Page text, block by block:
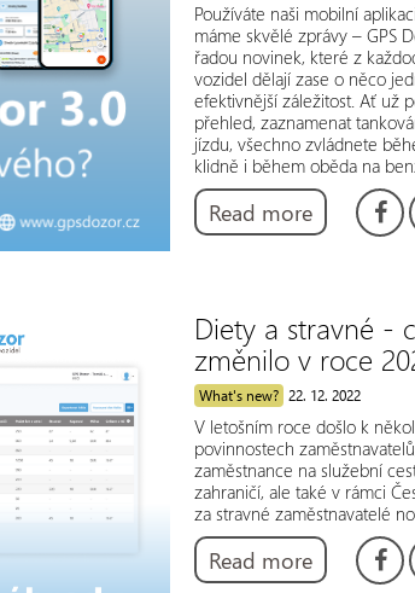
Používáte naši mobilní
máme skvělé zprávy – GPS
řadou novinek, které z
vozidel dělají zase o něco
efektivnější záležitost. Ať už
přehled, zaznamenat
jízdu, všechno zvládnete
klidně i během oběda na
Read more
Diety a stravné -
změnilo v roce
What's new? 22. 12. 2022
V letošním roce došlo k
povinnostech
zaměstnance na služební
zahraničí, ale také v rámci
za stravné zaměstnavatelé
Read more